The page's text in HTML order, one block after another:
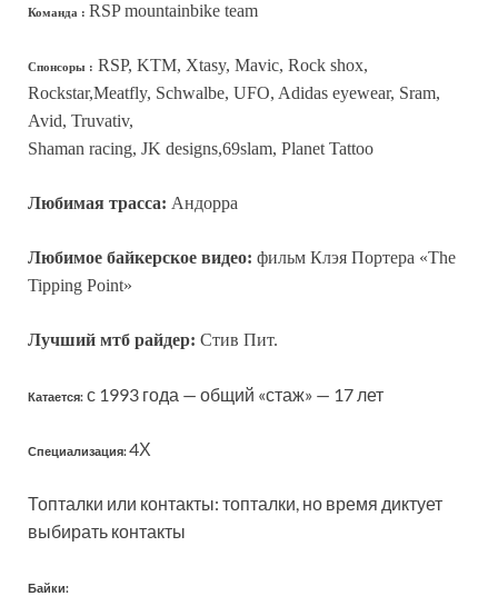
Команда : RSP mountainbike team
Спонсоры : RSP, KTM, Xtasy, Mavic, Rock shox,
Rockstar,Meatfly, Schwalbe, UFO, Adidas eyewear, Sram,
Avid, Truvativ,
Shaman racing, JK designs,69slam, Planet Tattoo
Любимая трасса: Андорра
Любимое байкерское видео: фильм Клэя Портера «The
Tipping Point»
Лучший мтб райдер: Стив Пит.
Катается: с 1993 года — общий «стаж» — 17 лет
Специализация:4Х
Топталки или контакты: топталки, но время диктует
выбирать контакты
Байки: